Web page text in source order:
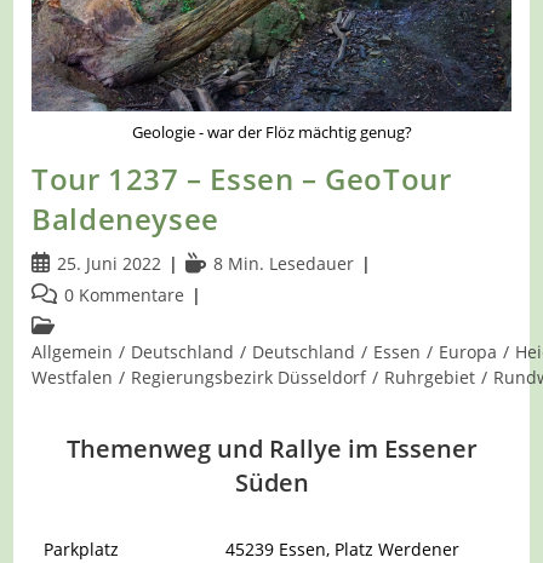
Geologie - war der Flöz mächtig genug?
Tour 1237 – Essen – GeoTour
Baldeneysee
Beitrag
veröffentlicht:
25. Juni 2022 Lesedauer:
8 Min. Lesedauer
Beitrags-
Kommentare:
0 Kommentare
Beitrags-
Kategorie:
Allgemein / Deutschland / Deutschland / Essen / Europa /
Westfalen / Regierungsbezirk Düsseldorf / Ruhrgebiet /
Themenweg und Rallye im Essener
Süden
Parkplatz
45239 Essen, Platz Werdener